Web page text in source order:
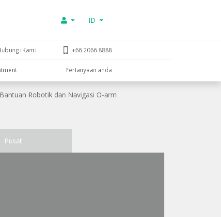
ID
Kami +66 2066 8888
Pertanyaan anda
Robotik dan Navigasi O-arm
Pusat